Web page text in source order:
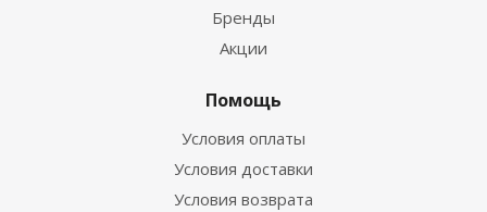
Бренды
Акции
Помощь
Условия оплаты
Условия доставки
Условия возврата